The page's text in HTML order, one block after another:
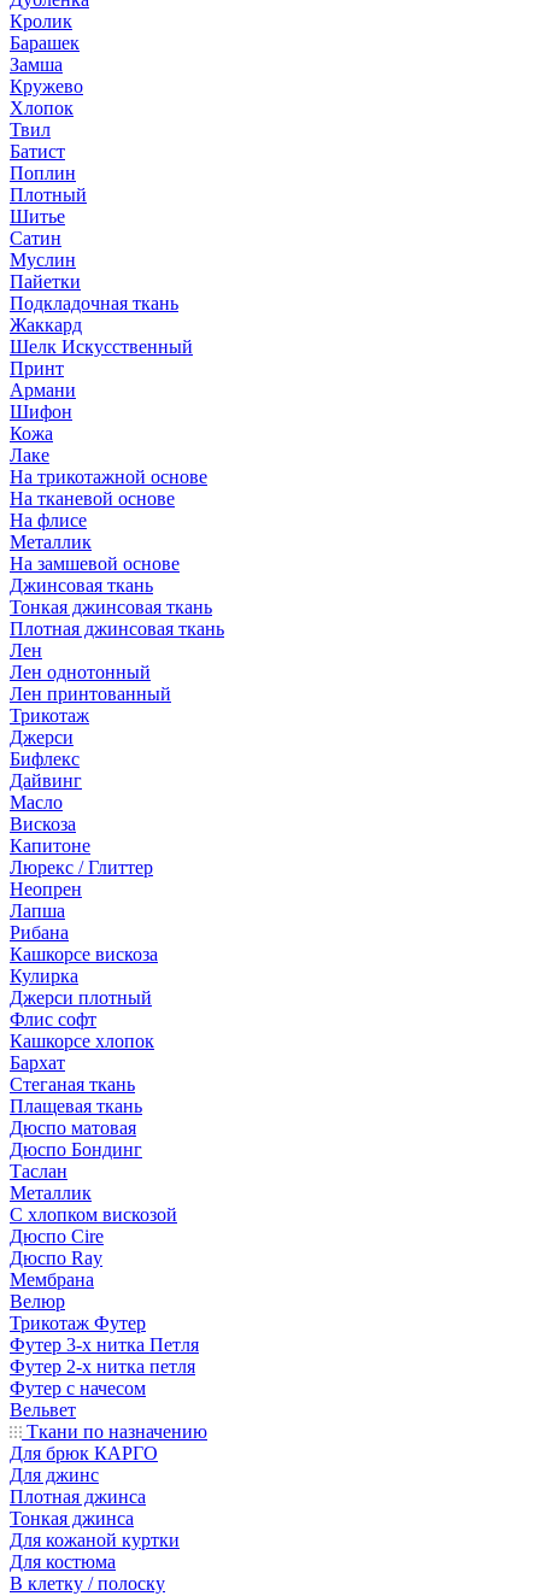
Кролик
Барашек
Замша
Кружево
Хлопок
Твил
Батист
Поплин
Плотный
Шитье
Сатин
Муслин
Пайетки
Подкладочная ткань
Жаккард
Шелк Искусственный
Принт
Армани
Шифон
Кожа
Лаке
На трикотажной основе
На тканевой основе
На флисе
Металлик
На замшевой основе
Джинсовая ткань
Тонкая джинсовая ткань
Плотная джинсовая ткань
Лен
Лен однотонный
Лен принтованный
Трикотаж
Джерси
Бифлекс
Дайвинг
Масло
Вискоза
Капитоне
Люрекс / Глиттер
Неопрен
Лапша
Рибана
Кашкорсе вискоза
Кулирка
Джерси плотный
Флис софт
Кашкорсе хлопок
Бархат
Стеганая ткань
Плащевая ткань
Дюспо матовая
Дюспо Бондинг
Таслан
Металлик
С хлопком вискозой
Дюспо Cire
Дюспо Ray
Мембрана
Велюр
Трикотаж Футер
Футер 3-х нитка Петля
Футер 2-х нитка петля
Футер с начесом
Вельвет
Ткани по назначению
Для брюк КАРГО
Для джинс
Плотная джинса
Тонкая джинса
Для кожаной куртки
Для костюма
В клетку / полоску